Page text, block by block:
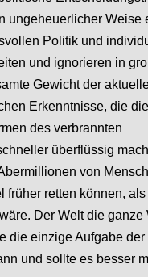
ungeheuerlicher Weise
Politik und
und ignorieren in
Gewicht der
Erkenntnisse, die die
des verbrannten
überflüssig
von
früher retten können,
Der Welt die ganze
die einzige Aufgabe der
und sollte es besser